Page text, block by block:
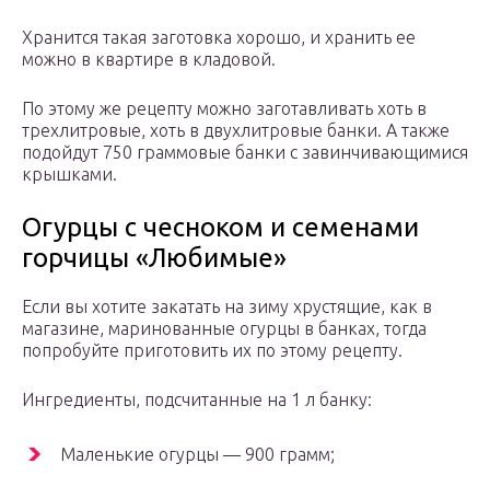
Хранится такая заготовка хорошо, и хранить ее
можно в квартире в кладовой.
По этому же рецепту можно заготавливать хоть в
трехлитровые, хоть в двухлитровые банки. А также
подойдут 750 граммовые банки с завинчивающимися
крышками.
Огурцы с чесноком и семенами
горчицы «Любимые»
Если вы хотите закатать на зиму хрустящие, как в
магазине, маринованные огурцы в банках, тогда
попробуйте приготовить их по этому рецепту.
Ингредиенты, подсчитанные на 1 л банку:
Маленькие огурцы — 900 грамм;